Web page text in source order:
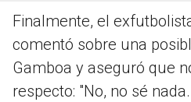
Finalmente, el
comentó sobre una
Gamboa y aseguró que
respecto: "No, no sé